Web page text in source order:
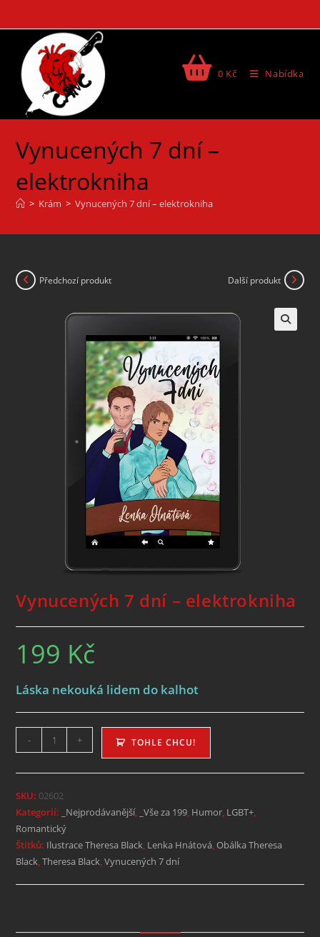
0 Kč Nabídka
Vynucených 7 dní –
elektrokniha
> Krám > Vynucených 7 dní – elektrokniha
Předchozí produkt Další produkt
Vynucených 7 dní – elektrokniha
199 Kč
Láska nekouká lidem do kalhot
- + TOHLE CHCU!
SKU: 02602
Kategorií:
_Nejprodávanější, _Vše za 199, Humor, LGBT+,
Romantický
Štítků: Ilustrace Theresa Black, Lenka Hnátová,Obálka Theresa
Black,Theresa Black,Vynucených 7 dní